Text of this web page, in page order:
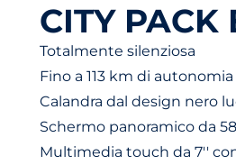
CITY PACK
Totalmente silenziosa
Fino a 113 km di
Calandra dal design nero
Schermo panoramico da
Multimedia touch da 7''